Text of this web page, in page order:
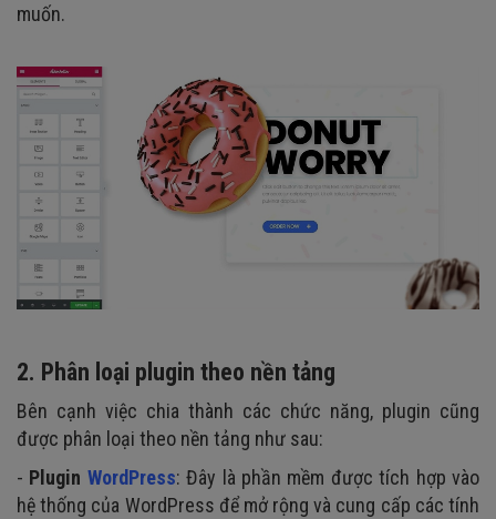
muốn.
2. Phân loại plugin theo nền tảng
Bên cạnh việc chia thành các chức năng, plugin cũng
được phân loại theo nền tảng như sau:
- Plugin WordPress: Đây là phần mềm được tích hợp vào
hệ thống của WordPress để mở rộng và cung cấp các tính